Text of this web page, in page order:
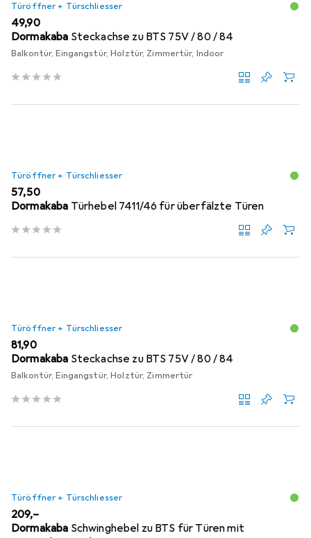
Türöffner + Türschliesser
EUR
49,90
Dormakaba Steckachse zu BTS 75V / 80 / 84
Balkontür, Eingangstür, Holztür, Zimmertür, Indoor
Türöffner + Türschliesser
EUR
57,50
Dormakaba Türhebel 7411/46 für überfälzte Türen
Türöffner + Türschliesser
EUR
81,90
Dormakaba Steckachse zu BTS 75V / 80 / 84
Balkontür, Eingangstür, Holztür, Zimmertür
Türöffner + Türschliesser
EUR
209,–
Dormakaba Schwinghebel zu BTS für Türen mit